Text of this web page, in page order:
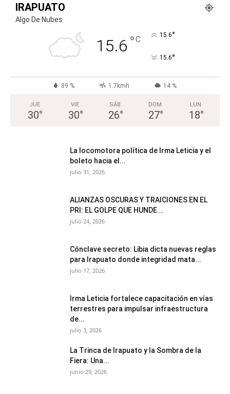
IRAPUATO
Algo De Nubes
15.6 °C 15.6°
15.6°
89 % 1.7kmh 14 %
JUE
30°
VIE
30°
SÁB
26°
DOM
27°
LUN
18°
La locomotora política de Irma Leticia y el
boleto hacia el...
julio 31, 2026
ALIANZAS OSCURAS Y TRAICIONES EN EL
PRI: EL GOLPE QUE HUNDE...
julio 24, 2026
Cónclave secreto: Libia dicta nuevas reglas
para Irapuato donde integridad mata...
julio 17, 2026
Irma Leticia fortalece capacitación en vías
terrestres para impulsar infraestructura
de...
julio 3, 2026
​La Trinca de Irapuato y la Sombra de la
Fiera: Una...
junio 29, 2026